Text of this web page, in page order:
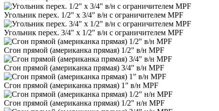
Угольник перех. 1/2" х 3/4" в/н с ограничителем MPF
Угольник перех. 3/4" х 1/2" в/н с ограничителем MPF
Сгон прямой (американка прямая) 1/2" в/н MPF
Сгон прямой (американка прямая) 3/4" в/н MPF
Сгон прямой (американка прямая) 1" в/н MPF
Сгон прямой (американка прямая) 1/2" н/н MPF